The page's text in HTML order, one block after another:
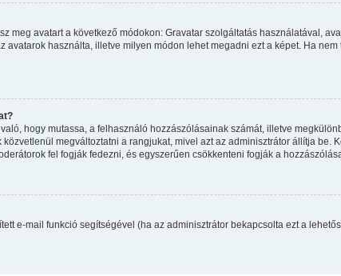
meg avatart a következő módokon: Gravatar szolgáltatás használatával,
avatarok használta, illetve milyen módon lehet megadni ezt a képet. Ha
hogy mutassa, a felhasználó hozzászólásainak számát, illetve
megváltoztatni a rangjukat, mivel azt az adminisztrátor állítja be.
fel fogják fedezni, és egyszerűen csökkenteni fogják a
e-mail funkció segítségével (ha az adminisztrátor bekapcsolta ezt a